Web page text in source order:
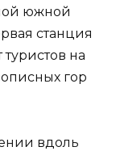
южной
станция
на
гор
вдоль